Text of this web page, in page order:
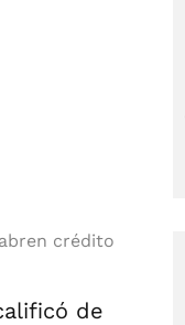
crédito
de